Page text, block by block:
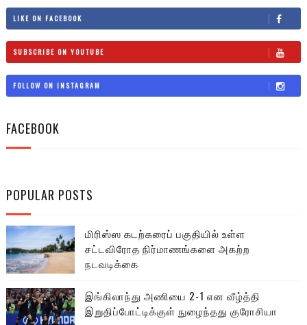
LIKE ON FACEBOOK
SUBSCRIBE ON YOUTUBE
FOLLOW ON INSTAGRAM
FACEBOOK
POPULAR POSTS
மிரிஸ்ஸ கடற்கரைப் பகுதியில் உள்ள
சட்டவிரோத நிர்மாணங்களை அகற்ற
நடவடிக்கை
இங்கிலாந்து அணியை 2-1 என வீழ்த்தி
இறுதிப்போட்டிக்குள் நுழைந்தது குரோசியா